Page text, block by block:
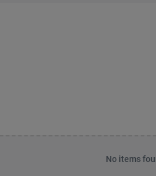
No items